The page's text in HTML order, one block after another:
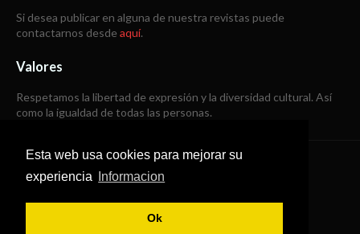
Esta web usa cookies para mejorar su
experiencia
Informacion
Ok
Si desea publicar en alguna de nuestra revistas puede
contactarnos desde aquí.
Valores
Respetamos la libertad de expresión y la diversidad cultural. Así
como la igualdad de todas las personas.
Copyright © 1998 -